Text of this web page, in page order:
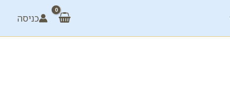
כניסה